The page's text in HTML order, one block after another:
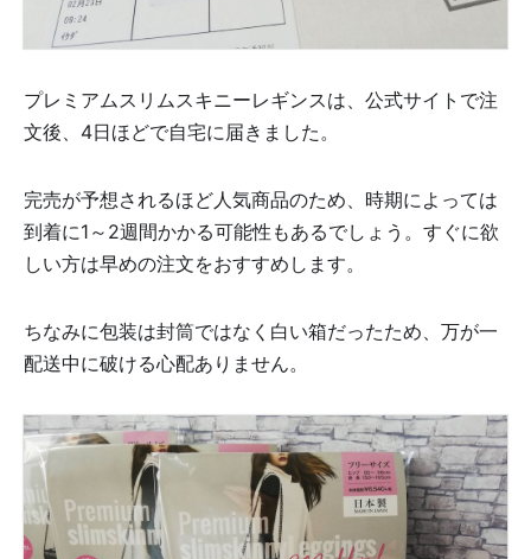
プレミアムスリムスキニーレギンスは、公式サイトで注
文後、4日ほどで自宅に届きました。
完売が予想されるほど人気商品のため、時期によっては
到着に1～2週間かかる可能性もあるでしょう。すぐに欲
しい方は早めの注文をおすすめします。
ちなみに包装は封筒ではなく白い箱だったため、万が一
配送中に破ける心配ありません。